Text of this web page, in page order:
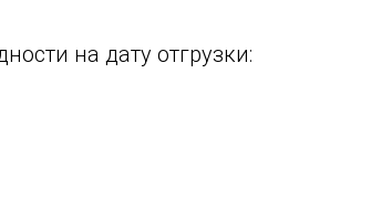
на дату отгрузки: